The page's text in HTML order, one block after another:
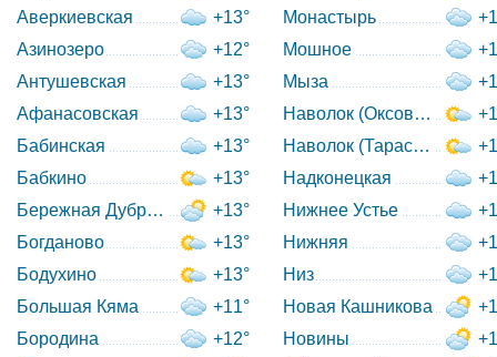
Аверкиевская
+13°
Азинозеро
+12°
Антушевская
+13°
Афанасовская
+13°
Бабинская
+13°
Бабкино
+13°
Бережная Дуброва
+13°
Богданово
+13°
Бодухино
+13°
Большая Кяма
+11°
Бородина
+12°
Монастырь
Мошное
Мыза
Наволок (Оксовский с/с)
Наволок (Тарасовский с/
Надконецкая
Нижнее Устье
Нижняя
Низ
Новая Кашникова
Новины